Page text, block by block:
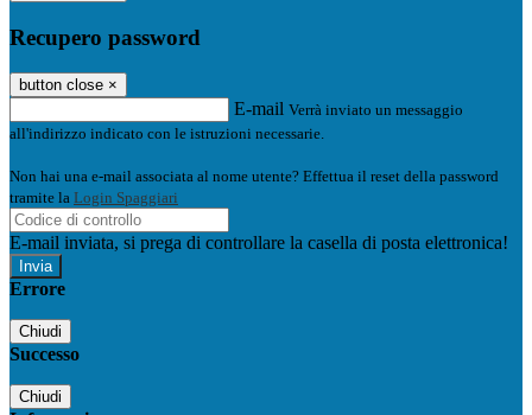
Recupero password
button close ×
E-mail Verrà inviato un messaggio
all'indirizzo indicato con le istruzioni necessarie.
Non hai una e-mail associata al nome utente? Effettua il reset della password
tramite la Login Spaggiari
E-mail inviata, si prega di controllare la casella di posta elettronica!
Errore
Chiudi
Successo
Chiudi